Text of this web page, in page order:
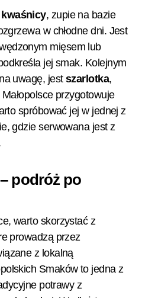
kwaśnicy, zupie na bazie
w chłodne dni. Jest
mięsem lub
jej smak. Kolejnym
uwagę, jest szarlotka,
przygotowuje
spróbować jej w jednej z
gdzie serwowana jest z
podróż po
warto skorzystać z
prowadzą przez
z lokalną
Smaków to jedna z
potrawy z